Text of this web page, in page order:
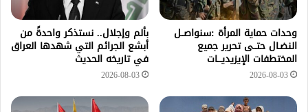
وحدات حماية المرأة :سنواصــل
النضـال حتــى تحرير جميع
المختطفات الإيزيديـــات
2026-08-03
بألم وإجلال.. نستذكر واحدةً من
أبشع الجرائم التي شهدها العراق
في تاريخه الحديث
2026-08-03